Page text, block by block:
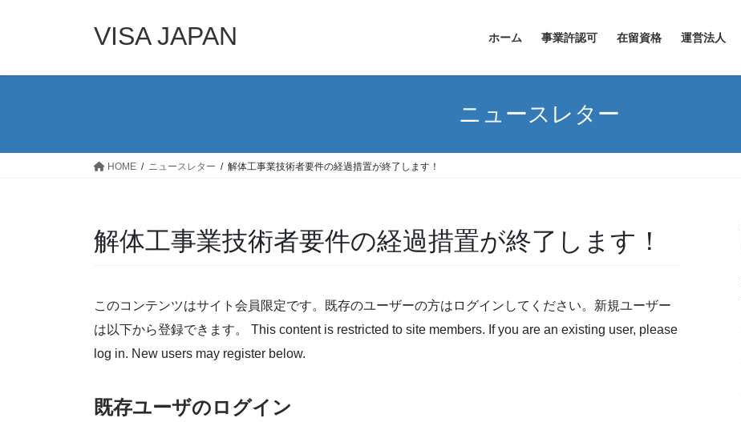
VISA JAPAN ホーム 事業許認可 在留資格 運営法人
ニュースレター
HOME ニュースレター 解体工事業技術者要件の経過措置が終了します！
解体工事業技術者要件の経過措置が終了します！
このコンテンツはサイト会員限定です。既存のユーザーの方はログインしてください。新規ユーザー
は以下から登録できます。 This content is restricted to site members. If you are an existing user, please
log in. New users may register below.
既存ユーザのログイン